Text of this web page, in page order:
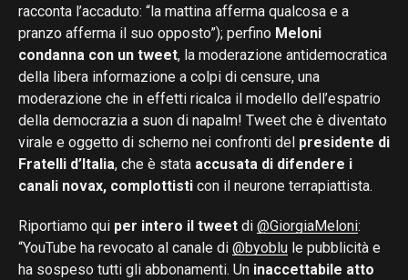
racconta l’accaduto: “la mattina afferma qualcosa e a
pranzo afferma il suo opposto”); perfino Meloni
condanna con un tweet, la moderazione antidemocratica
della libera informazione a colpi di censure, una
moderazione che in effetti ricalca il modello dell’espatrio
della democrazia a suon di napalm! Tweet che è diventato
virale e oggetto di scherno nei confronti del presidente di
Fratelli d’Italia, che è stata accusata di difendere i
canali novax, complottisti con il neurone terrapiattista.
Riportiamo qui per intero il tweet di @GiorgiaMeloni:
“YouTube ha revocato al canale di @byoblu le pubblicità e
ha sospeso tutti gli abbonamenti. Un inaccettabile atto